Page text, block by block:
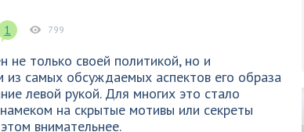
1 799
не только своей политикой, но и
самых обсуждаемых аспектов его образа
левой рукой. Для многих это стало
на скрытые мотивы или секреты
внимательнее.